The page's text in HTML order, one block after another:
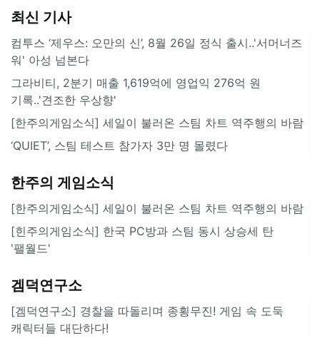
최신 기사
컴투스 ‘제우스: 오만의 신’, 8월 26일 정식 출시..'서머너즈
워' 아성 넘본다
그라비티, 2분기 매출 1,619억에 영업익 276억 원
기록..'견조한 우상향'
[한주의게임소식] 세일이 불러온 스팀 차트 역주행의 바람
‘QUIET’, 스팀 테스트 참가자 3만 명 몰렸다
한주의 게임소식
[한주의게임소식] 세일이 불러온 스팀 차트 역주행의 바람
[힌주의게임소식] 한국 PC방과 스팀 동시 상승세 탄
'팰월드'
겜덕연구소
[겜덕연구소] 경찰을 따돌리며 종횡무진! 게임 속 도둑
캐릭터들 대단하다!